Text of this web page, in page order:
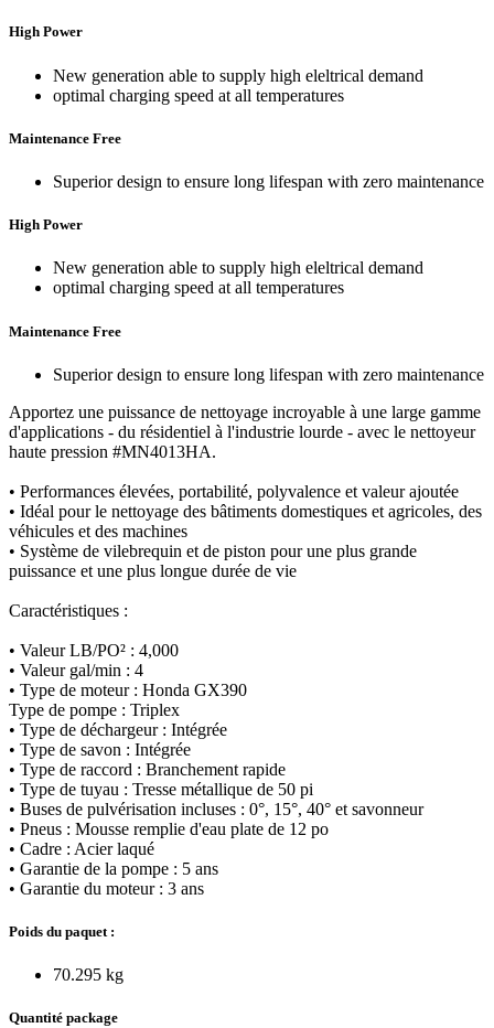
High Power
New generation able to supply high eleltrical demand
optimal charging speed at all temperatures
Maintenance Free
Superior design to ensure long lifespan with zero maintenance
High Power
New generation able to supply high eleltrical demand
optimal charging speed at all temperatures
Maintenance Free
Superior design to ensure long lifespan with zero maintenance
Apportez une puissance de nettoyage incroyable à une large gamme
d'applications - du résidentiel à l'industrie lourde - avec le nettoyeur
haute pression #MN4013HA.
• Performances élevées, portabilité, polyvalence et valeur ajoutée
• Idéal pour le nettoyage des bâtiments domestiques et agricoles, des
véhicules et des machines
• Système de vilebrequin et de piston pour une plus grande
puissance et une plus longue durée de vie
Caractéristiques :
• Valeur LB/PO² : 4,000
• Valeur gal/min : 4
• Type de moteur : Honda GX390
Type de pompe : Triplex
• Type de déchargeur : Intégrée
• Type de savon : Intégrée
• Type de raccord : Branchement rapide
• Type de tuyau : Tresse métallique de 50 pi
• Buses de pulvérisation incluses : 0°, 15°, 40° et savonneur
• Pneus : Mousse remplie d'eau plate de 12 po
• Cadre : Acier laqué
• Garantie de la pompe : 5 ans
• Garantie du moteur : 3 ans
Poids du paquet :
70.295 kg
Quantité package